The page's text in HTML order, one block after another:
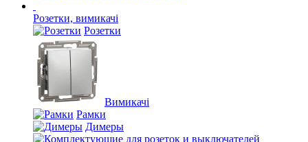
Розетки, вимикачі
Розетки
Вимикачі
Рамки
Димеры